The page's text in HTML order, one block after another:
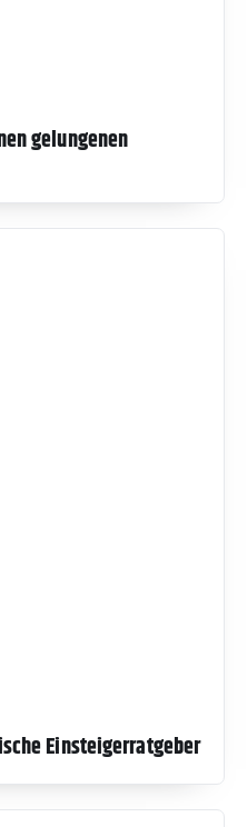
gelungenen
Einsteigerratgeber